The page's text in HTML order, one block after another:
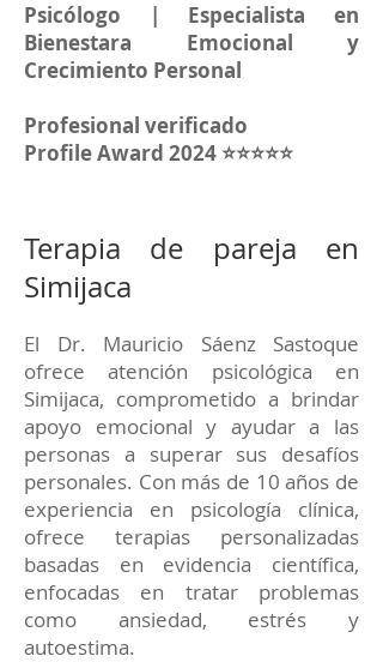
Psicólogo | Especialista en
Bienestara Emocional y
Crecimiento Personal
Profesional verificado
Profile Award 2024 ⭐⭐⭐⭐⭐
Terapia de pareja en
Simijaca
El Dr. Mauricio Sáenz Sastoque
ofrece atención psicológica en
Simijaca, comprometido a brindar
apoyo emocional y ayudar a las
personas a superar sus desafíos
personales. Con más de 10 años de
experiencia en psicología clínica,
ofrece terapias personalizadas
basadas en evidencia científica,
enfocadas en tratar problemas
como ansiedad, estrés y
autoestima.